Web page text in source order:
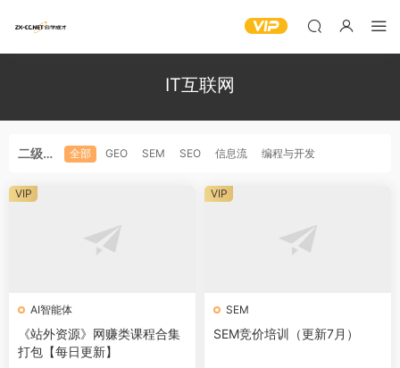
IT互联网
二级分
全部 GEO SEM SEO 信息流 编程与开发
AI智能体
《站外资源》网赚类课程合集
打包【每日更新】
VIP
SEM
SEM竞价培训（更新7月）
VIP